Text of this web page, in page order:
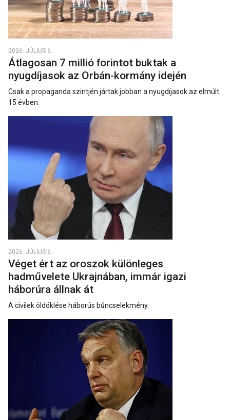
2026. JÚLIUS 6.
Átlagosan 7 millió forintot buktak a
nyugdíjasok az Orbán-kormány idején
Csak a propaganda szintjén jártak jobban a nyugdíjasok az elmúlt
15 évben.
2026. JÚLIUS 6.
Véget ért az oroszok különleges
hadművelete Ukrajnában, immár igazi
háborúra állnak át
A civilek öldöklése háborús bűncselekmény.